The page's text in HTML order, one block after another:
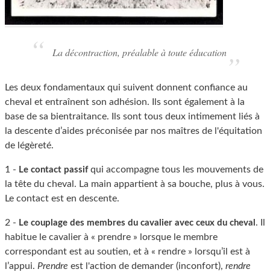
La décontraction, préalable à toute éducation
Les deux fondamentaux qui suivent donnent confiance au
cheval et entraînent son adhésion. Ils sont également à la
base de sa bientraitance. Ils sont tous deux intimement liés à
la descente d’aides préconisée par nos maîtres de l'équitation
de légèreté.
1 - Le contact passifqui accompagne tous les mouvements de
la tête du cheval. La main appartient à sa bouche, plus à vous.
Le contact est en descente.
2 - Le couplage des membres du cavalier avec ceux du cheval . Il
habitue le cavalier à « prendre » lorsque le membre
correspondant est au soutien, et à « rendre » lorsqu’il est à
l’appui. Prendre est l'action de demander (inconfort), rendre